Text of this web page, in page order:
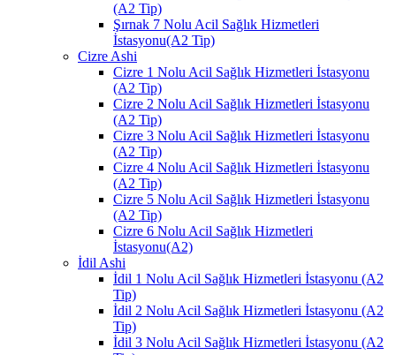
(A2 Tip)
Şırnak 7 Nolu Acil Sağlık Hizmetleri
İstasyonu(A2 Tip)
Cizre Ashi
Cizre 1 Nolu Acil Sağlık Hizmetleri İstasyonu
(A2 Tip)
Cizre 2 Nolu Acil Sağlık Hizmetleri İstasyonu
(A2 Tip)
Cizre 3 Nolu Acil Sağlık Hizmetleri İstasyonu
(A2 Tip)
Cizre 4 Nolu Acil Sağlık Hizmetleri İstasyonu
(A2 Tip)
Cizre 5 Nolu Acil Sağlık Hizmetleri İstasyonu
(A2 Tip)
Cizre 6 Nolu Acil Sağlık Hizmetleri
İstasyonu(A2)
İdil Ashi
İdil 1 Nolu Acil Sağlık Hizmetleri İstasyonu (A2
Tip)
İdil 2 Nolu Acil Sağlık Hizmetleri İstasyonu (A2
Tip)
İdil 3 Nolu Acil Sağlık Hizmetleri İstasyonu (A2